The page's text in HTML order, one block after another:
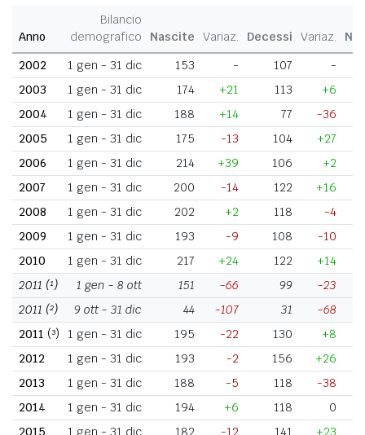
Anno
Bilancio
demografico
Nascite Variaz. Decessi Variaz.
2002
1 gen - 31 dic 153 - 107
-
2003
1 gen - 31 dic 174 +21 113
+6
2004
1 gen - 31 dic 188 +14 77
-36
2005
1 gen - 31 dic 175 -13 104
+27
2006
1 gen - 31 dic 214 +39 106
+2
2007
1 gen - 31 dic 200 -14 122
+16
2008
1 gen - 31 dic 202 +2 118
-4
2009
1 gen - 31 dic 193 -9 108
-10
2010
1 gen - 31 dic 217 +24 122
+14
2011 (¹) 1 gen - 8 ott 151 -66 99
-23
2011 (²) 9 ott - 31 dic 44 -107 31
-68
2011 (³) 1 gen - 31 dic 195 -22 130
+8
2012
1 gen - 31 dic 193 -2 156
+26
2013
1 gen - 31 dic 188 -5 118
-38
2014
1 gen - 31 dic 194 +6 118
0
2015
1 gen - 31 dic 182 -12 141
+23